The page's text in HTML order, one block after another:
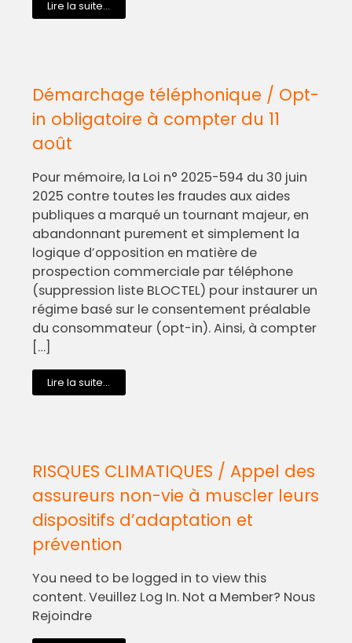
Lire la suite...
Démarchage téléphonique / Opt-
in obligatoire à compter du 11
août
Pour mémoire, la Loi n° 2025-594 du 30 juin
2025 contre toutes les fraudes aux aides
publiques a marqué un tournant majeur, en
abandonnant purement et simplement la
logique d’opposition en matière de
prospection commerciale par téléphone
(suppression liste BLOCTEL) pour instaurer un
régime basé sur le consentement préalable
du consommateur (opt-in). Ainsi, à compter
[…]
Lire la suite...
RISQUES CLIMATIQUES / Appel des
assureurs non-vie à muscler leurs
dispositifs d’adaptation et
prévention
You need to be logged in to view this
content. Veuillez Log In. Not a Member? Nous
Rejoindre